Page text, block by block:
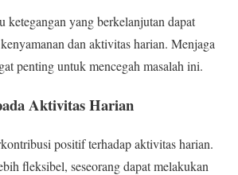
ketegangan yang berkelanjutan dapat
dan aktivitas harian. Menjaga
penting untuk mencegah masalah ini.
Aktivitas Harian
positif terhadap aktivitas harian.
fleksibel, seseorang dapat melakukan